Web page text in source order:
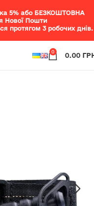
5% або БЕЗКОШТОВНА
Нової Пошти
протягом 3 робочих днів.
0 0.00